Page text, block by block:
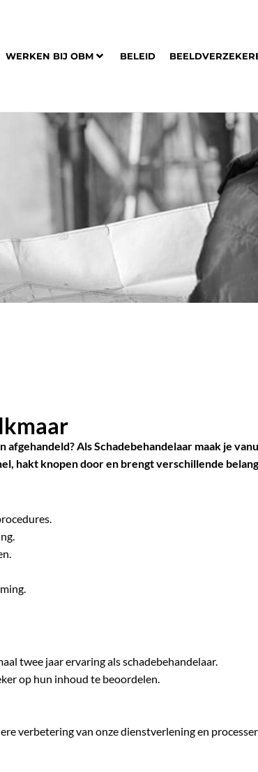
WERKEN BIJ OBM BELEID
Als Schadebehandelaar maak je
hakt knopen door en brengt verschillende
twee jaar ervaring als schadebehandelaar.
op hun inhoud te beoordelen.
verbetering van onze dienstverlening en